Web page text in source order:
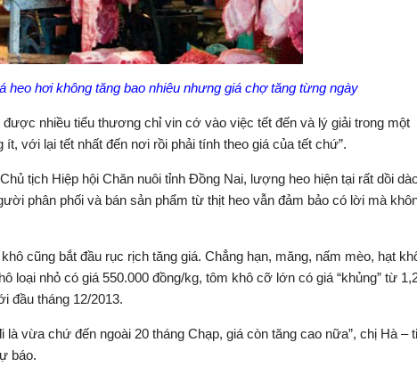
heo hơi không tăng bao nhiêu nhưng giá chợ tăng từng ngày
được nhiều tiểu thương chỉ vin cớ vào việc tết đến và lý giải trong một
với lại tết nhất đến nơi rồi phải tính theo giá của tết chứ”.
tịch Hiệp hội Chăn nuôi tỉnh Đồng Nai, lượng heo hiện tại rất dồi
phân phối và bán sản phẩm từ thịt heo vẫn đảm bảo có lời mà
cũng bắt đầu rục rịch tăng giá. Chẳng hạn, măng, nấm mèo, hạt
loại nhỏ có giá 550.000 đồng/kg, tôm khô cỡ lớn có giá “khủng” từ
đầu tháng 12/2013.
vừa chứ đến ngoài 20 tháng Chạp, giá còn tăng cao nữa”, chị Hà –
báo.